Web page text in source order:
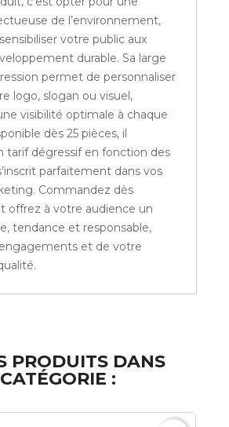
de l’environnement,
votre public aux
durable. Sa large
permet de personnaliser
logo, slogan ou visuel,
visibilité optimale à chaque
dès 25 pièces, il
tarif dégressif en fonction des
parfaitement dans vos
Commandez dès
offrez à votre audience un
tendance et responsable,
et de votre
PRODUITS DANS
: